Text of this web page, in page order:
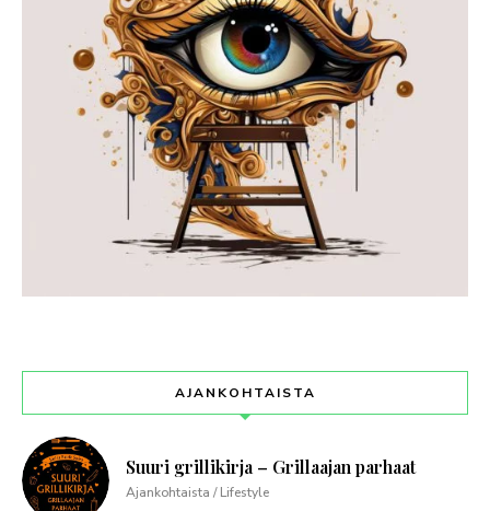
AJANKOHTAISTA
Suuri grillikirja – Grillaajan parhaat
Ajankohtaista / Lifestyle